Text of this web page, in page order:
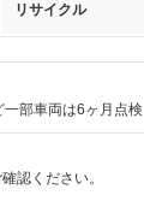
リサイクル
部車両は6ヶ月点検
認ください。